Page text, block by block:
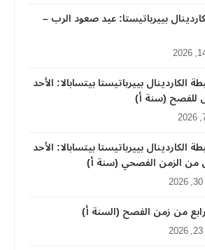
بييرباتيستا: عيد صعود الرب –
الكاردينال بييرباتيستا بيتسابالا: الأحد
للفصح (سنة أ)
الكاردينال بييرباتيستا بيتسابالا: الأحد
من الزمن الفصحي (سنة أ)
من زمن الفصح (السنة أ)